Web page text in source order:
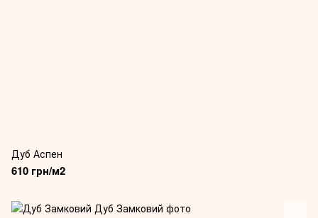
Дуб Аспен
610 грн/м2